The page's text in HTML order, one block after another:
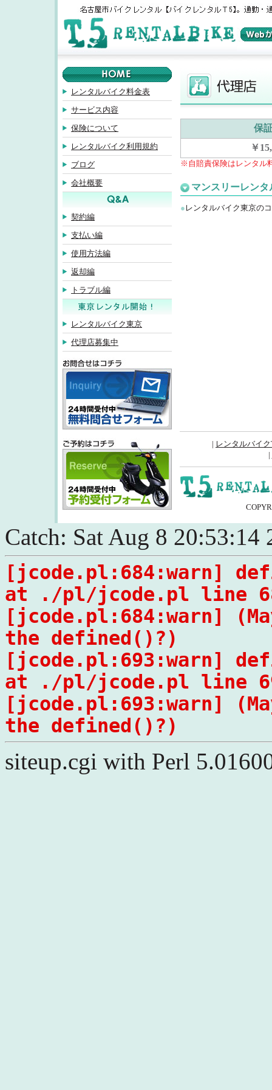
レンタルバイク料金表
サービス内容
保険について
レンタルバイク利用規約
ブログ
会社概要
契約編
支払い編
使用方法編
返却編
トラブル編
レンタルバイク東京
代理店募集中
保
￥
※自賠責保険はレンタル
マンスリーレン
● レンタルバイク東京の
| レンタルバイ
|
Catch: Sat Aug 8 20:53:14
[jcode.pl:684:warn]
at ./pl/jcode.pl line
[jcode.pl:684:warn]
the defined()?)
[jcode.pl:693:warn]
at ./pl/jcode.pl line
[jcode.pl:693:warn]
the defined()?)
siteup.cgi with Perl